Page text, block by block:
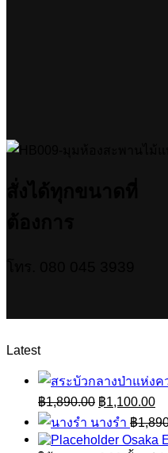
Latest
฿1,890.00 Original
price
was:
฿1,890.00.
฿1,100.00
is:
฿
นางรำ ฿
Osaka